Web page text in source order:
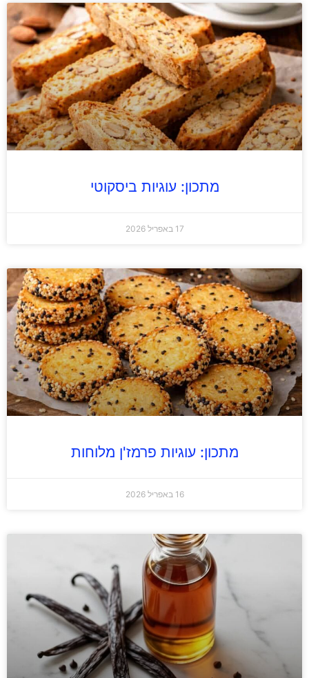
מתכון: עוגיות ביסקוטי
17 באפריל 2026
מתכון: עוגיות פרמז'ן מלוחות
16 באפריל 2026